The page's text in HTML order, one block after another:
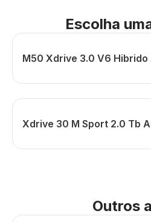
Escolha
M50 Xdrive 3.0 V6
Xdrive 30 M Sport 2.0 Tb
Outros